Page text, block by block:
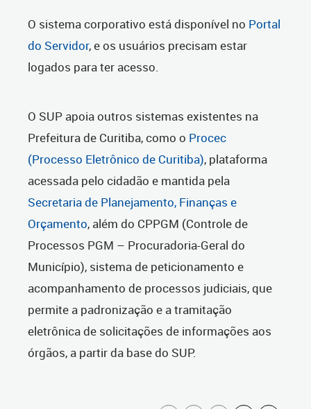
O sistema corporativo está disponível no Portal
do Servidor, e os usuários precisam estar
logados para ter acesso.
O SUP apoia outros sistemas existentes na
Prefeitura de Curitiba, como o Procec
(Processo Eletrônico de Curitiba), plataforma
acessada pelo cidadão e mantida pela
Secretaria de Planejamento, Finanças e
Orçamento, além do CPPGM (Controle de
Processos PGM – Procuradoria-Geral do
Município), sistema de peticionamento e
acompanhamento de processos judiciais, que
permite a padronização e a tramitação
eletrônica de solicitações de informações aos
órgãos, a partir da base do SUP.